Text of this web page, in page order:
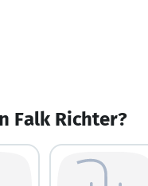
Falk Richter?